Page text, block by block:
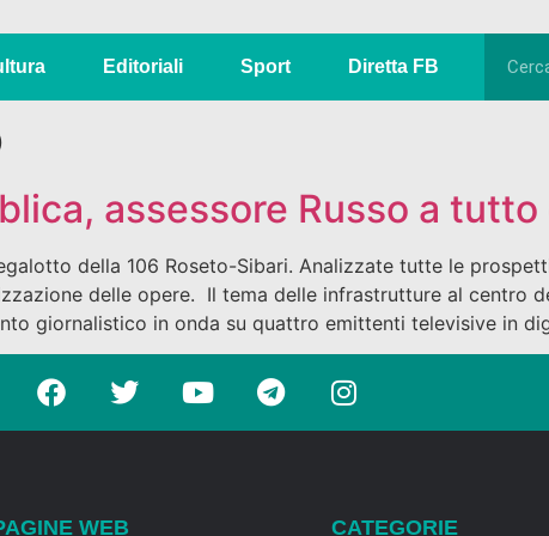
Editoriali Sport Diretta FB
assessore Russo a tutto
della 106 Roseto-Sibari. Analizzate tutte le
delle opere. Il tema delle infrastrutture al centro
giornalistico in onda su quattro emittenti televisive in
WEB CATEGORIE